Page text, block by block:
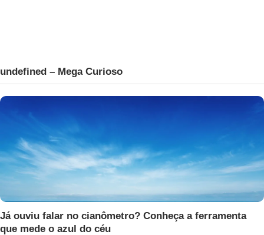
undefined – Mega Curioso
Já ouviu falar no cianômetro? Conheça a ferramenta
que mede o azul do céu